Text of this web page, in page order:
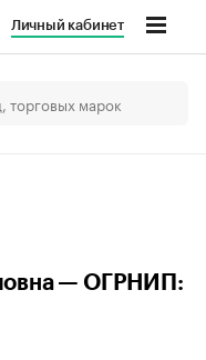
Личный кабинет
— ОГРНИП: